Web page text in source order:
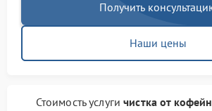
Получить
Наши цены
Стоимость услугичистка от